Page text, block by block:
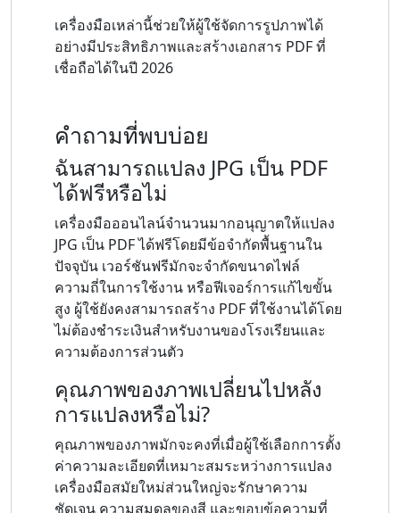
เครื่องมือเหล่านี้ช่วยให้ผู้ใช้จัดการรูปภาพได้
อย่างมีประสิทธิภาพและสร้างเอกสาร PDF ที่
เชื่อถือได้ในปี 2026
คำถามที่พบบ่อย
ฉันสามารถแปลง JPG เป็น PDF
ได้ฟรีหรือไม่
เครื่องมือออนไลน์จำนวนมากอนุญาตให้แปลง
JPG เป็น PDF ได้ฟรีโดยมีข้อจำกัดพื้นฐานใน
ปัจจุบัน เวอร์ชันฟรีมักจะจำกัดขนาดไฟล์
ความถี่ในการใช้งาน หรือฟีเจอร์การแก้ไขขั้น
สูง ผู้ใช้ยังคงสามารถสร้าง PDF ที่ใช้งานได้โดย
ไม่ต้องชำระเงินสำหรับงานของโรงเรียนและ
ความต้องการส่วนตัว
คุณภาพของภาพเปลี่ยนไปหลัง
การแปลงหรือไม่?
คุณภาพของภาพมักจะคงที่เมื่อผู้ใช้เลือกการตั้ง
ค่าความละเอียดที่เหมาะสมระหว่างการแปลง
เครื่องมือสมัยใหม่ส่วนใหญ่จะรักษาความ
ชัดเจน ความสมดุลของสี และขอบข้อความที่